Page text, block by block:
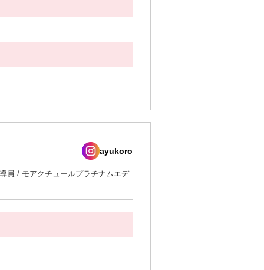
ayukoro
員 / モアクチュールプラチナムエデ